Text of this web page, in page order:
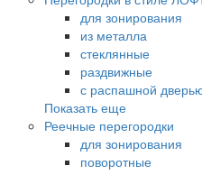
для зонирования
из металла
стеклянные
раздвижные
с распашной
Показать еще
Реечные перегородки
для зонирования
поворотные